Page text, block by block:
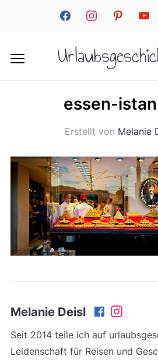
facebookinstagrampinterest
essen-
Erstellt von Melanie
Melanie Deisl
Seit 2014 teile ich auf
Leidenschaft für Reisen und